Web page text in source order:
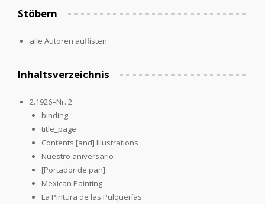
Stöbern
alle Autoren auflisten
Inhaltsverzeichnis
2.1926=Nr. 2
binding
title_page
Contents [and] Illustrations
Nuestro aniversario
[Portador de pan]
Mexican Painting
La Pintura de las Pulquerías